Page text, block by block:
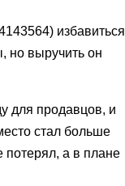
избавиться
но выручить он
для продавцов, и
стал больше
потерял, а в плане